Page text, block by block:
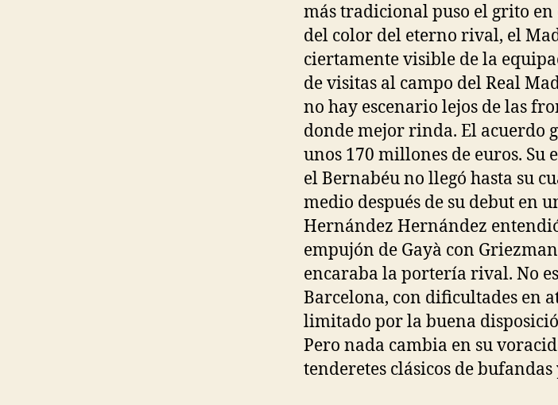
más tradicional puso el grito
del color del eterno rival, el
ciertamente visible de la
de visitas al campo del Real
no hay escenario lejos de las
donde mejor rinda. El acuerdo
unos 170 millones de euros. Su
el Bernabéu no llegó hasta su
medio después de su debut en
Hernández Hernández
empujón de Gayà con
encaraba la portería rival. No
Barcelona, con dificultades en
limitado por la buena
Pero nada cambia en su
tenderetes clásicos de